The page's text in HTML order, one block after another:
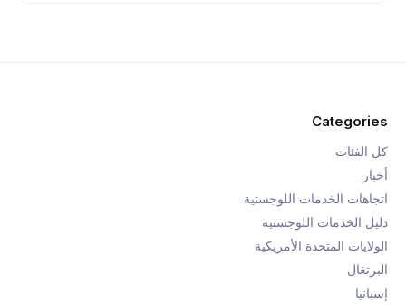
Categories
كل الفئات
أخبار
اتجاهات الخدمات اللوجستية
دليل الخدمات اللوجستية
الولايات المتحدة الأمريكية
البرتغال
إسبانيا